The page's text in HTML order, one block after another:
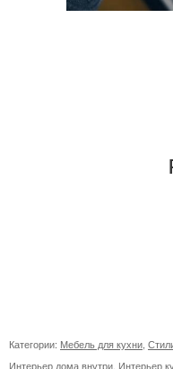
Категории: Мебель для кухни
Интерьер дома внутри Интерьер